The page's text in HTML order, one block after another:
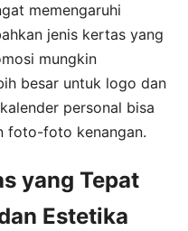
memengaruhi
jenis kertas yang
mungkin
besar untuk logo dan
personal bisa
foto-foto kenangan.
yang Tepat
Estetika